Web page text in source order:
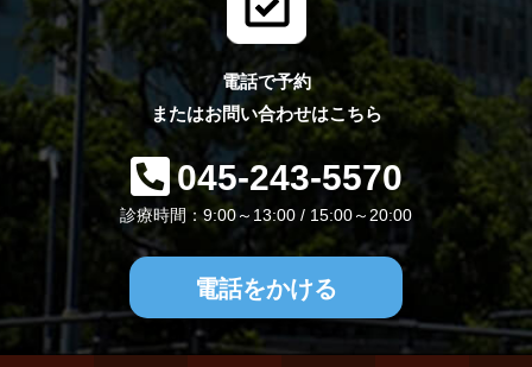
電話で予約
またはお問い合わせはこちら
045-243-5570
診療時間：9:00～13:00 / 15:00～20:00
電話をかける